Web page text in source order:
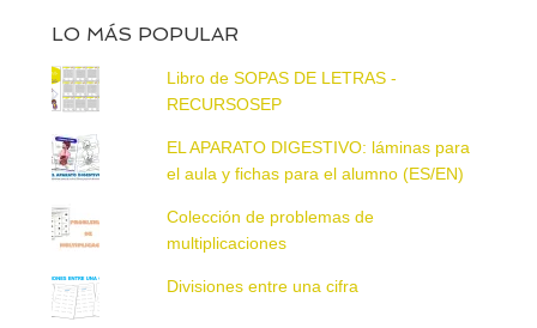
LO MÁS POPULAR
Libro de SOPAS DE LETRAS -
RECURSOSEP
EL APARATO DIGESTIVO: láminas para
el aula y fichas para el alumno (ES/EN)
Colección de problemas de
multiplicaciones
Divisiones entre una cifra